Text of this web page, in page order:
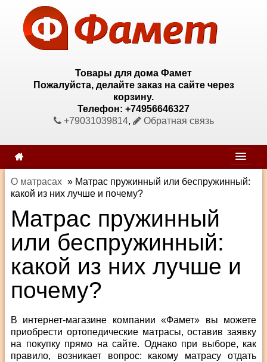
Товары для дома Фамет
Пожалуйста, делайте заказ на сайте через
корзину.
Телефон: +74956646327
+79031039814, Обратная связь
О матрасах » Матрас пружинный или беспружинный:
какой из них лучше и почему?
Матрас пружинный
или беспружинный:
какой из них лучше и
почему?
В интернет-магазине компании «Фамет» вы можете
приобрести ортопедические матрасы, оставив заявку
на покупку прямо на сайте. Однако при выборе, как
правило, возникает вопрос: какому матрасу отдать